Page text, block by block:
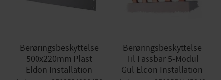
Berøringsbeskyttelse
500x220mm Plast
Eldon Installation
Berøringsbeskyttelse
Til Fassbar 5-Modul
Gul Eldon Installation